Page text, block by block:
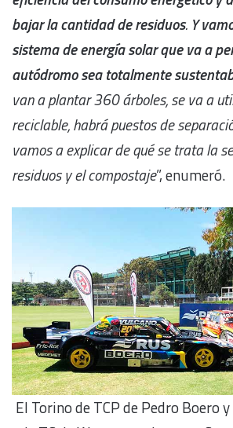
bajar la cantidad de residuos. Y
sistema de energía solar que va a
autódromo sea totalmente
van a plantar 360 árboles, se va a
reciclable, habrá puestos de
vamos a explicar de qué se trata la
residuos y el compostaje”, enumeró.
El Torino de TCP de Pedro Boero